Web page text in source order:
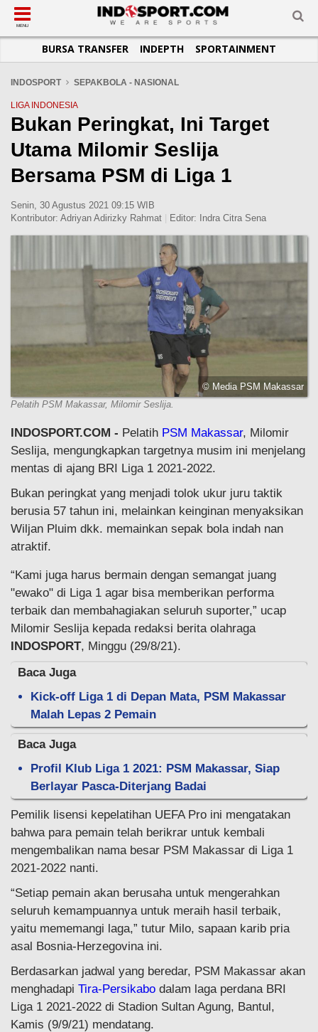
SUB-MENU
SEPAKBOLA
LIGA INGGRIS
LIGA ITALIA
LIGA SPANYOL
LIGA JERMAN
LIGA EUROPA
SUB-MENU
SPORTAINMENT
SUB-MENU
OTOMOTIF
OTOMANIA
SUB-MENU
BASKET
FUTSAL
OLIMPIK
E-SPORT
SUB-MENU
JADWAL
SUB-MENU
TOPIK HARI INI
INFOGRAFIS
GALERI FOTO
TEMPAT OLAHRAGA
KOMUNITAS SEHAT
MENU
BURSA TRANSFER INDEPTH SPORTAINMENT
INDOSPORT SEPAKBOLA - NASIONAL
LIGA INDONESIA
Bukan Peringkat, Ini Target
Utama Milomir Seslija
Bersama PSM di Liga 1
Senin, 30 Agustus 2021 09:15 WIB
Kontributor: Adriyan Adirizky Rahmat Editor: Indra Citra Sena
© Media PSM Makassar
Pelatih PSM Makassar, Milomir Seslija.
INDOSPORT.COM - Pelatih PSM Makassar, Milomir
Seslija, mengungkapkan targetnya musim ini menjelang
mentas di ajang BRI Liga 1 2021-2022.
Bukan peringkat yang menjadi tolok ukur juru taktik
berusia 57 tahun ini, melainkan keinginan menyaksikan
Wiljan Pluim dkk. memainkan sepak bola indah nan
atraktif.
“Kami juga harus bermain dengan semangat juang
"ewako" di Liga 1 agar bisa memberikan performa
terbaik dan membahagiakan seluruh suporter,” ucap
Milomir Seslija kepada redaksi berita olahraga
INDOSPORT, Minggu (29/8/21).
Baca Juga
Kick-off Liga 1 di Depan Mata, PSM Makassar
Malah Lepas 2 Pemain
Baca Juga
Profil Klub Liga 1 2021: PSM Makassar, Siap
Berlayar Pasca-Diterjang Badai
Pemilik lisensi kepelatihan UEFA Pro ini mengatakan
bahwa para pemain telah berikrar untuk kembali
mengembalikan nama besar PSM Makassar di Liga 1
2021-2022 nanti.
“Setiap pemain akan berusaha untuk mengerahkan
seluruh kemampuannya untuk meraih hasil terbaik,
yaitu mememangi laga,” tutur Milo, sapaan karib pria
asal Bosnia-Herzegovina ini.
Berdasarkan jadwal yang beredar, PSM Makassar akan
menghadapi Tira-Persikabo dalam laga perdana BRI
Liga 1 2021-2022 di Stadion Sultan Agung, Bantul,
Kamis (9/9/21) mendatang.